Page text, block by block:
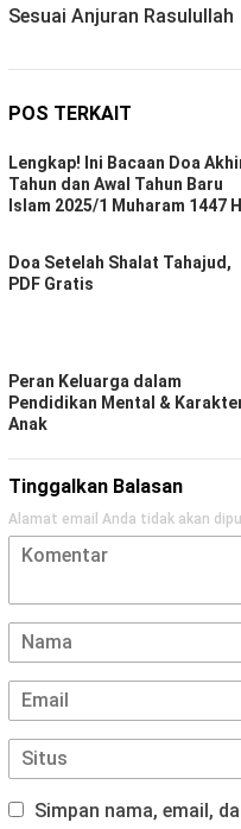
Sesuai Anjuran Rasulullah
POS TERKAIT
Lengkap! Ini Bacaan Doa
Tahun dan Awal Tahun Baru
Islam 2025/1 Muharam 1447 H
Doa Setelah Shalat Tahajud,
PDF Gratis
Peran Keluarga dalam
Pendidikan Mental &
Anak
Tinggalkan Balasan
Alamat email Anda tidak akan
Simpan nama, email,